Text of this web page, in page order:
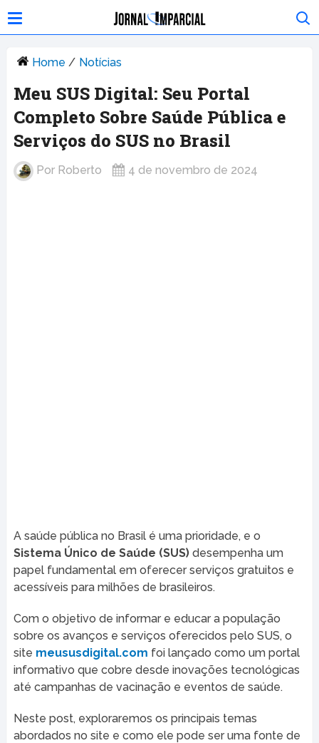
Home / Notícias
Meu SUS Digital: Seu Portal
Completo Sobre Saúde Pública e
Serviços do SUS no Brasil
Por Roberto 4 de novembro de 2024
A saúde pública no Brasil é uma prioridade, e o
Sistema Único de Saúde (SUS)desempenha um
papel fundamental em oferecer serviços gratuitos e
acessíveis para milhões de brasileiros.
Com o objetivo de informar e educar a população
sobre os avanços e serviços oferecidos pelo SUS, o
site meususdigital.com foi lançado como um portal
informativo que cobre desde inovações tecnológicas
até campanhas de vacinação e eventos de saúde.
Neste post, exploraremos os principais temas
abordados no site e como ele pode ser uma fonte de